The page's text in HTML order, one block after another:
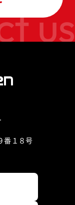
us
番１８号